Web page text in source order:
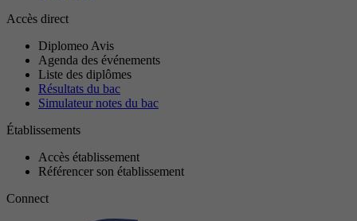
Accès direct
Diplomeo Avis
Agenda des événements
Liste des diplômes
Résultats du bac
Simulateur notes du bac
Établissements
Accès établissement
Référencer son établissement
Connect